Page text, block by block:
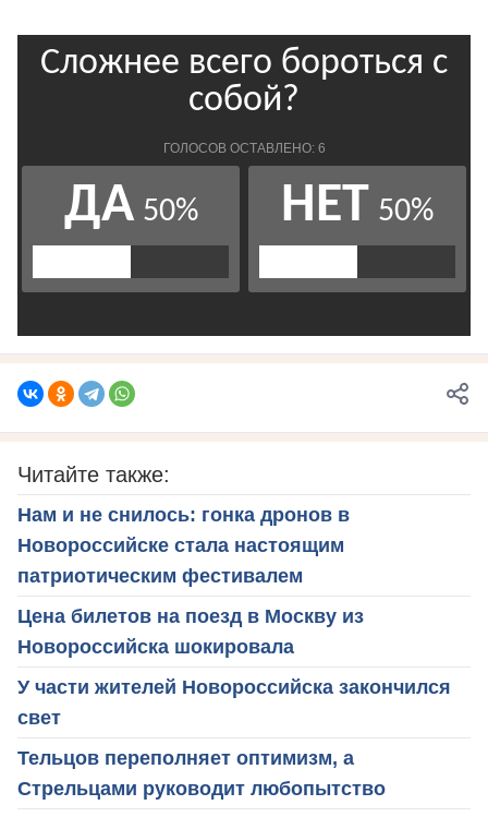
Читайте также:
Нам и не снилось: гонка дронов в
Новороссийске стала настоящим
патриотическим фестивалем
Цена билетов на поезд в Москву из
Новороссийска шокировала
У части жителей Новороссийска закончился
свет
Тельцов переполняет оптимизм, а
Стрельцами руководит любопытство